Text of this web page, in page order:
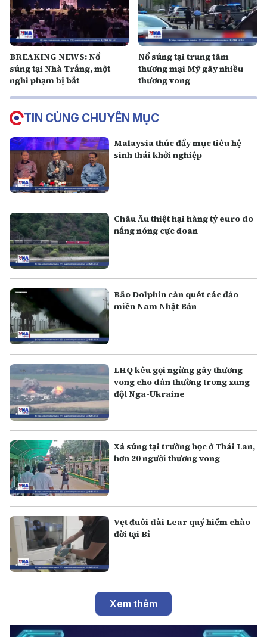
BREAKING NEWS: Nổ
súng tại Nhà Trắng, một
nghi phạm bị bắt
Nổ súng tại trung tâm
thương mại Mỹ gây nhiều
thương vong
TIN CÙNG CHUYÊN MỤC
Malaysia thúc đẩy mục tiêu hệ
sinh thái khởi nghiệp
Châu Âu thiệt hại hàng tỷ euro do
nắng nóng cực đoan
Bão Dolphin càn quét các đảo
miền Nam Nhật Bản
LHQ kêu gọi ngừng gây thương
vong cho dân thường trong xung
đột Nga-Ukraine
Xả súng tại trường học ở Thái Lan,
hơn 20 người thương vong
Vẹt đuôi dài Lear quý hiếm chào
đời tại Bỉ
Xem thêm